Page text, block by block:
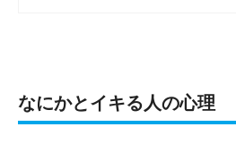
なにかとイキる人の心理